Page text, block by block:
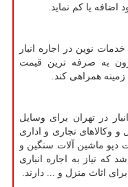
اضافه یا کم نماید.
خدمات نوین در اجاره انبار
به صرفه ترین قیمت
همراهی كند.
و ۱۰ فوت جهت انبار در تهران برای وسایل
و وکالاهای تجاری و اداری
دپو ماشین آلات سنگین و
که نیاز به اجاره انباری
برای اثاث منزل و ... دارند.